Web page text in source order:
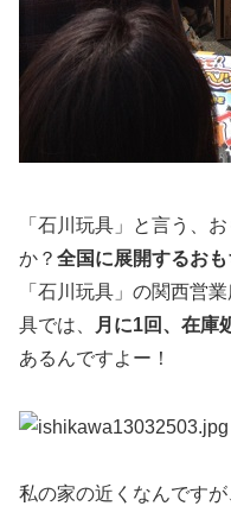
「石川玩具」と言う、
か？ 全国に展開するお
「石川玩具」の関西営
具では、
月に1回、在庫
あるんですよー！
私の家の近くなんです